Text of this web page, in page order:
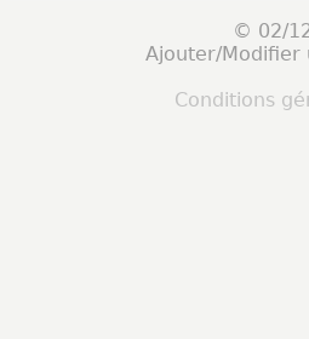
© 02/
Ajouter/Modifier
Conditions